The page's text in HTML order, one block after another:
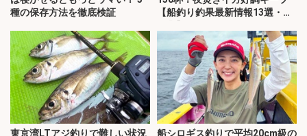
種の保存方法を徹底検証
【船釣り釣果最新情報13選・玄
東京湾LTアジ釣りで難しい状況
船シロギス釣りで平均20cm級の